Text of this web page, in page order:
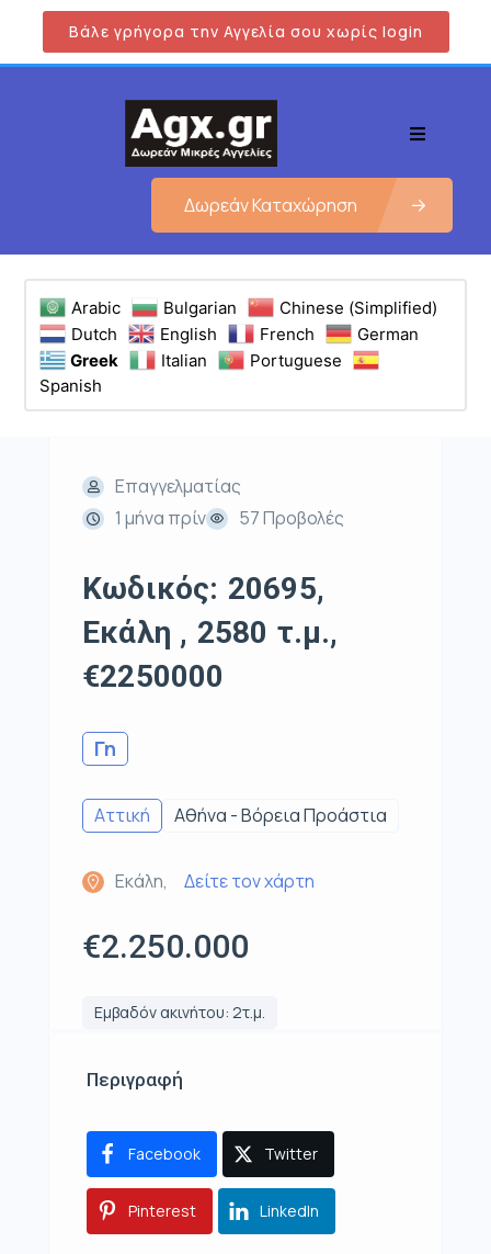
Βάλε γρήγορα την Αγγελία σου χωρίς login
Δωρεάν Καταχώρηση
Arabic Bulgarian
Chinese (Simplified)
Dutch
English French
German
Greek
Italian
Portuguese
Spanish
Επαγγελματίας
1 μήνα πρίν
57 Προβολές
Κωδικός: 20695,
Εκάλη , 2580 τ.μ.,
€2250000
Γη
Αττική Αθήνα - Βόρεια Προάστια
Εκάλη, Δείτε τον χάρτη
€2.250.000
Εμβαδόν ακινήτου: 2τ.μ.
Περιγραφή
Facebook Twitter
Pinterest LinkedIn